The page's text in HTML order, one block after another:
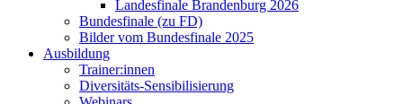
Landesfinale Brandenburg 2026
Bundesfinale (zu FD)
Bilder vom Bundesfinale 2025
Ausbildung
Trainer:innen
Diversitäts-Sensibilisierung